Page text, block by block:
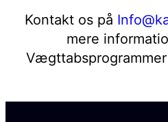
Kontakt os på
mere